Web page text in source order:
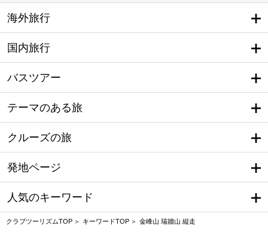
海外旅行
国内旅行
バスツアー
テーマのある旅
クルーズの旅
発地ページ
人気のキーワード
クラブツーリズムTOP キーワードTOP 金峰山 瑞牆山 縦走